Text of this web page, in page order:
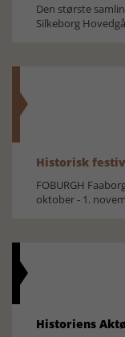
Den største
Silkeborg
Historisk
FOBURGH
oktober - 1.
Historiens